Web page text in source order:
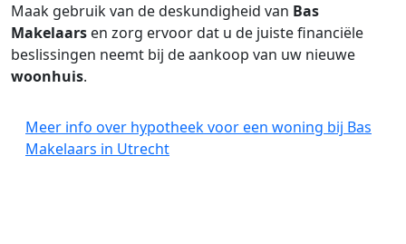
Maak gebruik van de deskundigheid van Bas
Makelaars en zorg ervoor dat u de juiste financiële
beslissingen neemt bij de aankoop van uw nieuwe
woonhuis.
Meer info over hypotheek voor een woning bij Bas
Makelaars in Utrecht